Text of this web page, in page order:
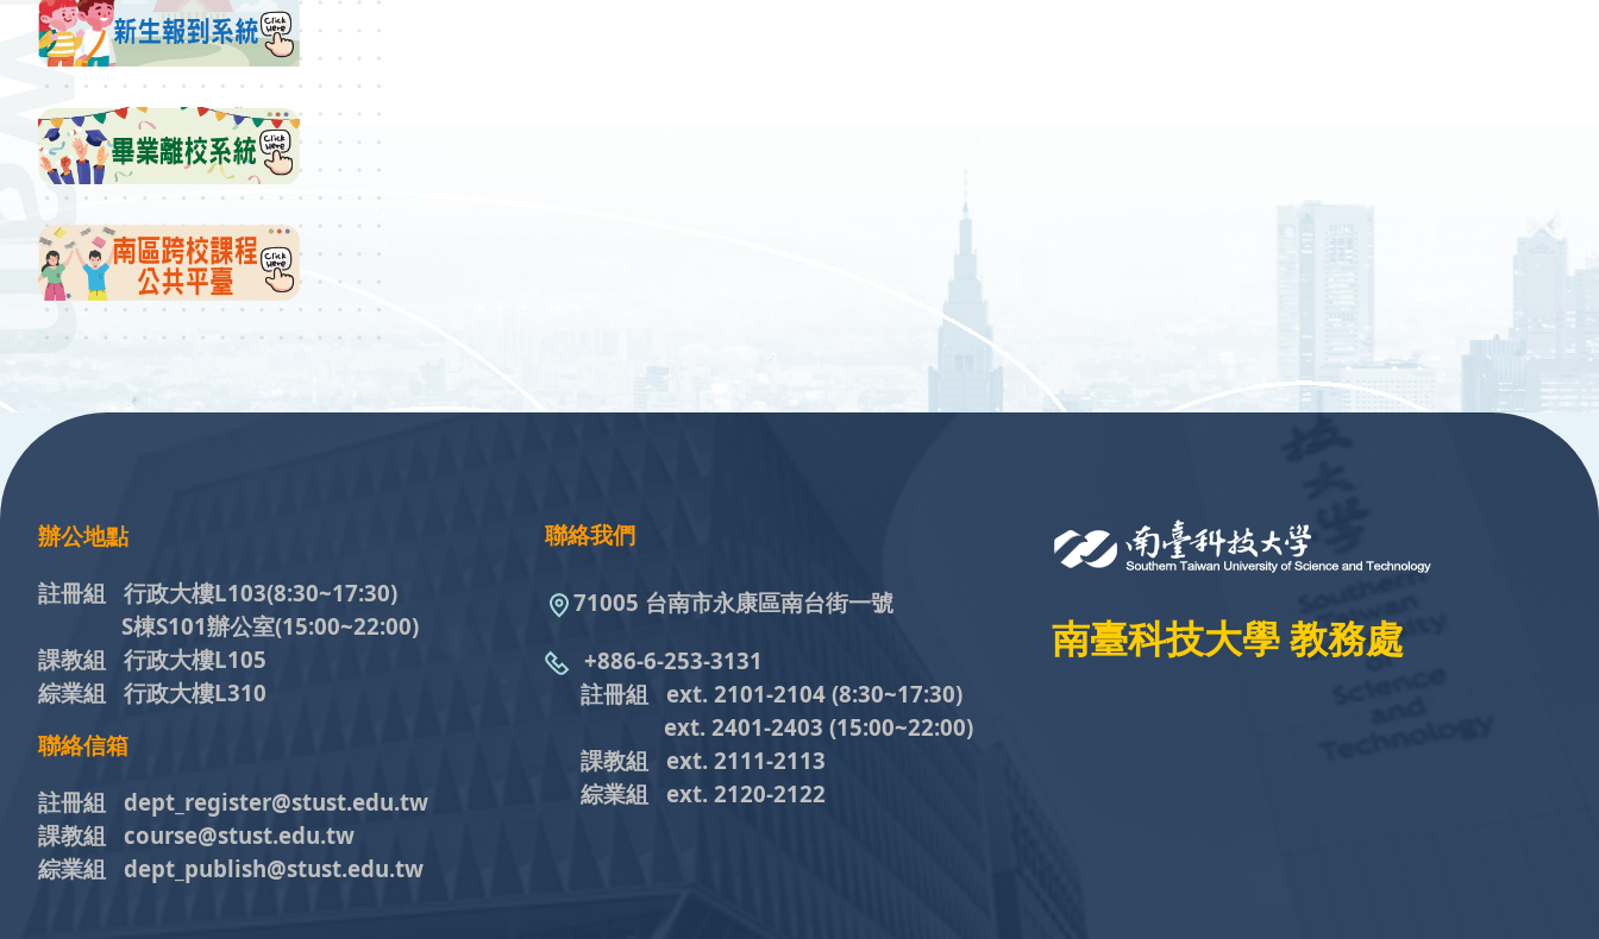
:::
南臺科技大學 教務處
聯絡我們
71005 台南市永康區南台街一號
+886-6-253-3131
註冊組 ext. 2101-2104 (8:30~17:30)
ext. 2401-2403 (15:00~22:00)
課教組 ext. 2111-2113
綜業組
ext. 2120-2122
辦公地點
註冊組 行政大樓L103(8:30~17:30)
S棟S101辦公室(15:00~22:00)
課教組 行政大樓L105
綜業組 行政大樓L310
聯絡信箱
註冊組 dept_register@stust.edu.tw
課教組 course@stust.edu.tw
綜業組 dept_publish@stust.edu.tw